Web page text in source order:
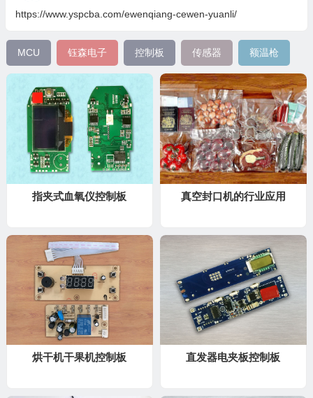
https://www.yspcba.com/ewenqiang-cewen-yuanli/
MCU 钰森电子 控制板 传感器 额温枪
指夹式血氧仪控制板 真空封口机的行业应用
烘干机干果机控制板 直发器电夹板控制板